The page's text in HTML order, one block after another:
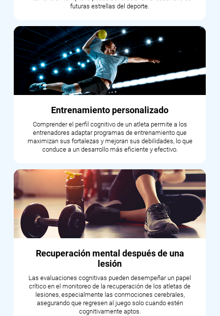
futuras estrellas del deporte.
Entrenamiento personalizado
Comprender el perfil cognitivo de un atleta permite a los
entrenadores adaptar programas de entrenamiento que
maximizan sus fortalezas y mejoran sus debilidades, lo que
conduce a un desarrollo más eficiente y efectivo.
Recuperación mental después de una
lesión
Las evaluaciones cognitivas pueden desempeñar un papel
crítico en el monitoreo de la recuperación de los atletas de
lesiones, especialmente las conmociones cerebrales,
asegurando que regresen al juego solo cuando estén
cognitivamente aptos.